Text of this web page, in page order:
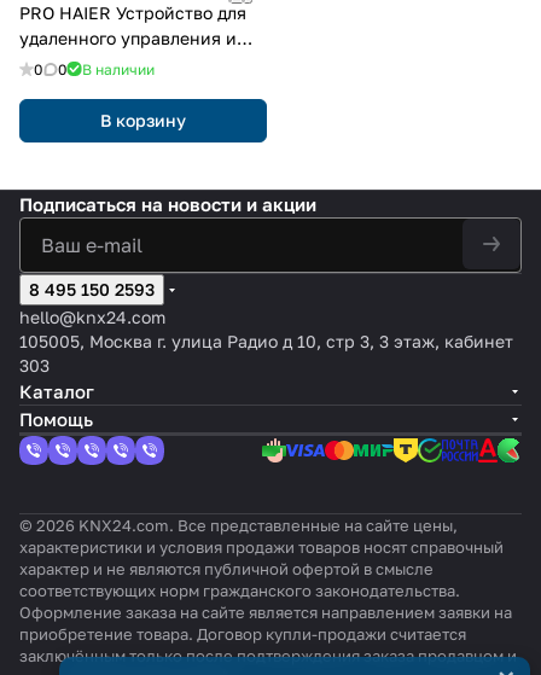
PRO HAIER Устройство для
удаленного управления и
интеграции объектов через
0 0 В наличии
В корзину
Подписаться на новости и акции
8 495 150 2593
hello@knx24.com
105005, Москва г. улица Радио д 10, стр 3, 3 этаж, кабинет
303
Каталог
Помощь
© 2026 KNX24.com. Все представленные на сайте цены,
характеристики и условия продажи товаров носят справочный
характер и не являются публичной офертой в смысле
соответствующих норм гражданского законодательства.
Оформление заказа на сайте является направлением заявки на
приобретение товара. Договор купли-продажи считается
заключённым только после подтверждения заказа продавцом и